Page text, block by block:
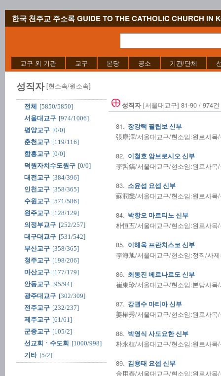
한국 천주교 주소록 GUIDE TO THE CATHOLIC CHURCH IN
교구 외 기관 교구 본당 공소 기관/단체
성직자 [현소속/원소속]
전체
[5850/5850]
서울대교구 [974/1006]
평양교구 [0/0]
춘천교구 [119/116]
함흥교구 [0/0]
덕원자치수도원구 [0/0]
대전교구 [384/396]
인천교구 [358/365]
수원교구 [571/586]
원주교구 [128/129]
의정부교구 [252/257]
대구대교구 [531/542]
부산교구 [358/365]
청주교구 [198/206]
마산교구 [177/179]
안동교구 [95/94]
광주대교구 [302/309]
전주교구 [232/237]
제주교구 [61/61]
군종교구 [105/2]
선교회ㆍ수도회 [1000/998]
기타 [5/2]
성직자[서울대교구] 81-90 / 974건
81. 장강택 필립보 신부
張康澤/서울대교구/현소임:원로사
82. 이철호 암브로시오 신부
李哲鎬/서울대교구/현소임:원로사
83. 소윤섭 요셉 신부
蘇潤燮/서울대교구/현소임:원로사
84. 박항오 마르티노 신부
朴恒五/서울대교구/현소임:원로사
85. 이해욱 프란치스코 신부
李海旭/서울대교구/현소임:정직/사
86. 최동진 베르나르도 신부
崔東珍/서울대교구/현소임:본당사목
87. 강권수 마티아 신부
姜權秀/서울대교구/현소임:원로사
88. 박영식 사도요한 신부
朴永植/서울대교구/현소임:원로사
89. 김용태 요셉 신부
金用泰/서울대교구/현소임:원로사